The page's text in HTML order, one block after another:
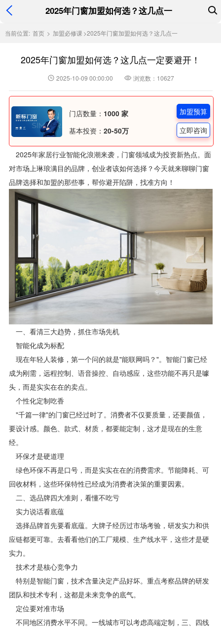
2025年门窗加盟如何选？这几点一
当前位置: 首页 > 加盟必修课>2025年门窗加盟如何选？这几点一
2025年门窗加盟如何选？这几点一定要避开！
2025-10-09 00:00:00 浏览数：10627
门店数量： 1000 家
基本投资： 20-50万
加盟预算
立即咨询
2025年家居行业智能化浪潮来袭，门窗领域成为投资新热点。面
对市场上琳琅满目的品牌，创业者该如何选择？今天就来聊聊门窗
品牌选择和加盟的那些事，帮你避开陷阱，找准方向！
一、看清三大趋势，抓住市场先机
智能化成为标配
现在年轻人装修，第一个问的就是"能联网吗？"。智能门窗已经
成为刚需，远程控制、语音操控、自动感应，这些功能不再只是噱
头，而是实实在在的卖点。
个性化定制吃香
"千篇一律"的门窗已经过时了。消费者不仅要质量，还要颜值，
要设计感。颜色、款式、材质，都要能定制，这才是现在的生意
经。
环保才是硬道理
绿色环保不再是口号，而是实实在在的消费需求。节能降耗、可
回收材料，这些环保特性已经成为消费者决策的重要因素。
二、选品牌四大准则，看懂不吃亏
实力说话看底蕴
选择品牌首先要看底蕴。大牌子经历过市场考验，研发实力和供
应链都更可靠。去看看他们的工厂规模、生产线水平，这些才是硬
实力。
技术才是核心竞争力
特别是智能门窗，技术含量决定产品好坏。重点考察品牌的研发
团队和技术专利，这都是未来竞争的底气。
定位要对准市场
不同地区消费水平不同。一线城市可以考虑高端定制，三、四线